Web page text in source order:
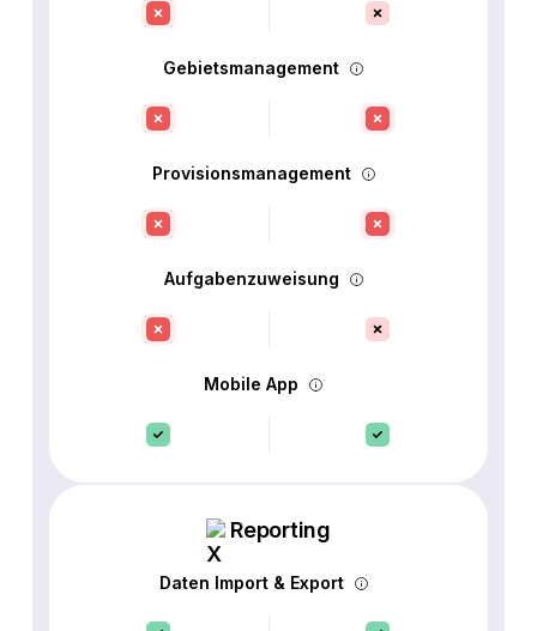
Gebietsmanagement
Provisionsmanagement
Aufgabenzuweisung
Mobile App
Reporting
Daten Import & Export